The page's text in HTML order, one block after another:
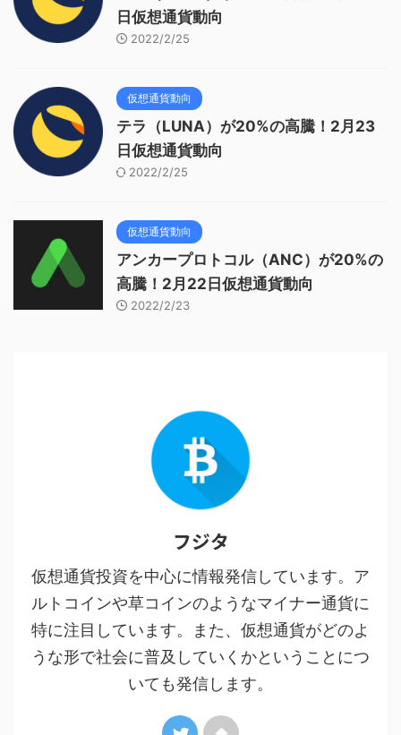
日仮想通貨動向
2022/2/25
仮想通貨動向
テラ（LUNA）が20%の高騰！2月23
日仮想通貨動向
2022/2/25
仮想通貨動向
アンカープロトコル（ANC）が20%の
高騰！2月22日仮想通貨動向
2022/2/23
フジタ
仮想通貨投資を中心に情報発信しています。ア
ルトコインや草コインのようなマイナー通貨に
特に注目しています。また、仮想通貨がどのよ
うな形で社会に普及していくかということにつ
いても発信します。